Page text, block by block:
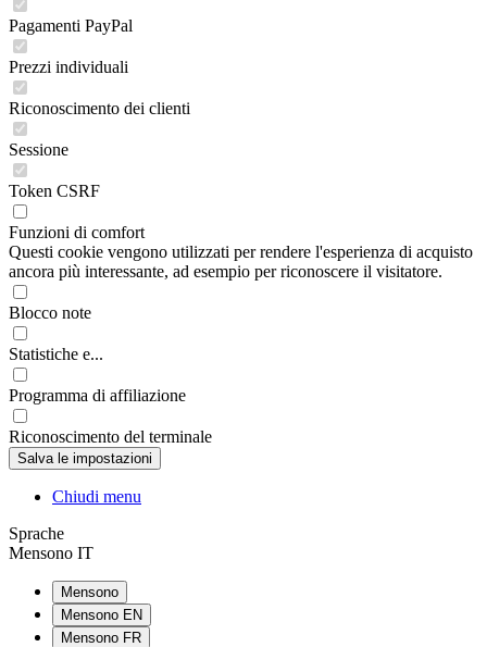
Pagamenti PayPal
Prezzi individuali
Riconoscimento dei clienti
Sessione
Token CSRF
Funzioni di comfort
Questi cookie vengono utilizzati per rendere l'esperienza di acquisto
ancora più interessante, ad esempio per riconoscere il visitatore.
Blocco note
Statistiche e...
Programma di affiliazione
Riconoscimento del terminale
Chiudi menu
Sprache
Mensono IT
Mensono
Mensono EN
Mensono FR